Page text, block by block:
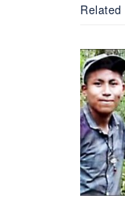
Related